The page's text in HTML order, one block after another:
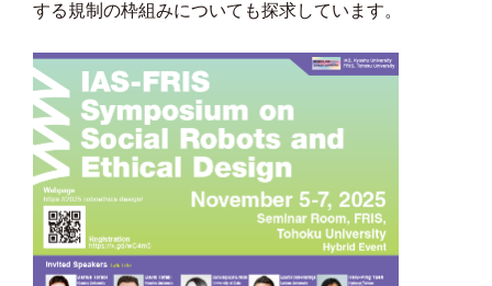
する規制の枠組みについても探求しています。